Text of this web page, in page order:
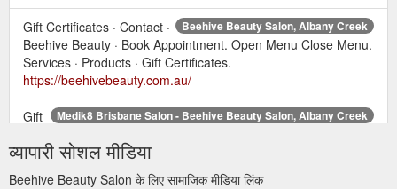
Beehive Beauty Salon, Albany Creek
Gift Certificates · Contact ·
Beehive Beauty · Book Appointment. Open Menu Close Menu.
Services · Products · Gift Certificates.
https://beehivebeauty.com.au/
Medik8 Brisbane Salon - Beehive Beauty Salon, Albany Creek
Gift
Open Menu Close Menu. Services · Current Page: Products ·
https://beehivebeauty.com.au/products
व्यापारी सोशल मीडिया
Beehive Beauty Salon के लिए सामाजिक मीडिया लिंक